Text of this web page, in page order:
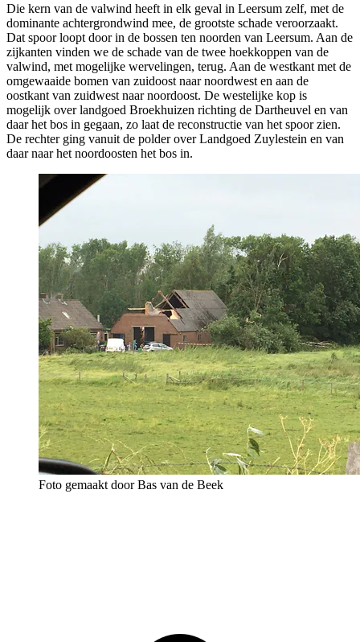
Die kern van de valwind heeft in elk geval in Leersum zelf, met de
dominante achtergrondwind mee, de grootste schade veroorzaakt.
Dat spoor loopt door in de bossen ten noorden van Leersum. Aan de
zijkanten vinden we de schade van de twee hoekkoppen van de
valwind, met mogelijke wervelingen, terug. Aan de westkant met de
omgewaaide bomen van zuidoost naar noordwest en aan de
oostkant van zuidwest naar noordoost. De westelijke kop is
mogelijk over landgoed Broekhuizen richting de Dartheuvel en van
daar het bos in gegaan, zo laat de reconstructie van het spoor zien.
De rechter ging vanuit de polder over Landgoed Zuylestein en van
daar naar het noordoosten het bos in.
Foto gemaakt door Bas van de Beek